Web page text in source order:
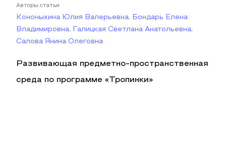
Авторы статьи
Кононыхина Юлия Валерьевна, Бондарь Елена
Владимировна, Галицкая Светлана Анатольевна,
Салова Янина Олеговна
Развивающая предметно-пространственная
среда по программе «Тропинки»